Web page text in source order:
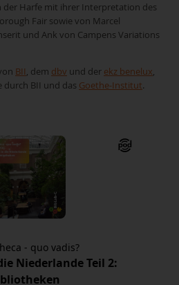
der Harfe mit ihrer Interpretation des
Fair sowie von Marcel
und Ank von Campens Variations
BII, dem dbv und der ekz benelux,
durch BII und das Goethe-Institut.